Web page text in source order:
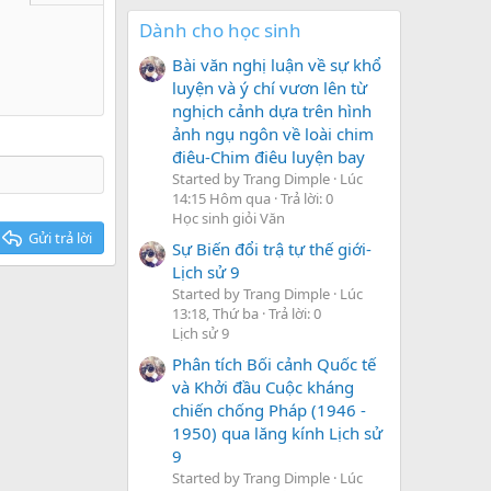
Gửi trả lời
Dành cho học sinh
Bài văn nghị luận về sự khổ
luyện và ý chí vươn lên từ
nghịch cảnh dựa trên hình
ảnh ngụ ngôn về loài chim
điêu-Chim điêu luyện bay
Started by Trang Dimple Lúc
14:15 Hôm qua Trả lời: 0
Học sinh giỏi Văn
Sự Biến đổi trậ tự thế giới-
Lịch sử 9
Started by Trang Dimple Lúc
13:18, Thứ ba Trả lời: 0
Lịch sử 9
Phân tích Bối cảnh Quốc tế
và Khởi đầu Cuộc kháng
chiến chống Pháp (1946 -
1950) qua lăng kính Lịch sử
9
Started by Trang Dimple Lúc